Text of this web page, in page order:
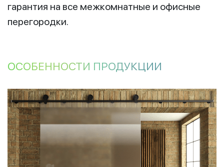
гарантия на все межкомнатные и офисные
перегородки.
ОСОБЕННОСТИ ПРОДУКЦИИ